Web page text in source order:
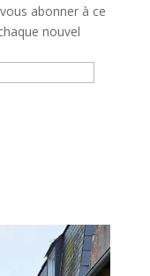
abonner à ce
nouvel